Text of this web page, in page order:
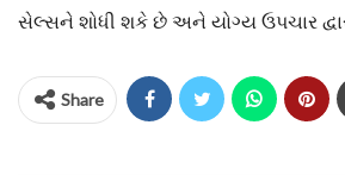
સેલ્સને શોધી શકે છે અને યોગ્ય ઉપચાર
Share